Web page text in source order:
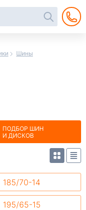
Шины
ПОДБОР ШИН
И ДИСКОВ
185/70-14
195/65-15